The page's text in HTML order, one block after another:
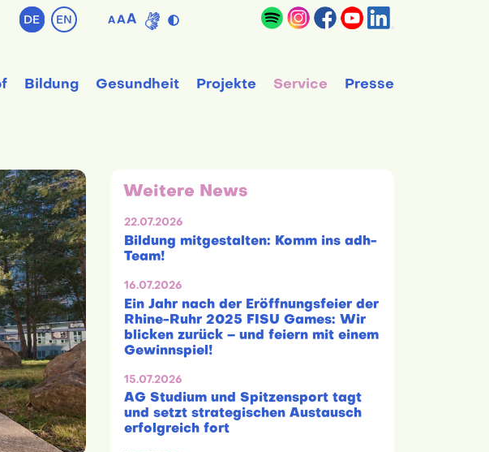
DE EN A AA
Bildung Gesundheit Projekte Service Presse
Weitere News
22.07.2026
Bildung mitgestalten: Komm ins adh-
Team!
16.07.2026
Ein Jahr nach der Eröffnungsfeier der
Rhine-Ruhr 2025 FISU Games: Wir
blicken zurück – und feiern mit einem
Gewinnspiel!
15.07.2026
AG Studium und Spitzensport tagt
und setzt strategischen Austausch
erfolgreich fort